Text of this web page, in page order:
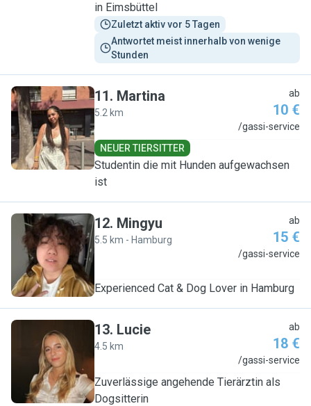
in Eimsbüttel
Zuletzt aktiv vor 5 Tagen
Antwortet meist innerhalb von wenige
Stunden
M
11. Martina
5.2 km
ab
10 €
/gassi-service
NEUER TIERSITTER
Studentin die mit Hunden aufgewachsen
ist
M
12. Mingyu
5.5 km - Hamburg
ab
15 €
/gassi-service
Experienced Cat & Dog Lover in Hamburg
L
13. Lucie
4.5 km
ab
18 €
/gassi-service
Zuverlässige angehende Tierärztin als
Dogsitterin